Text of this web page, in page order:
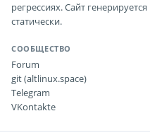
регрессиях. Сайт генерируется
статически.
СООБЩЕСТВО
Forum
git (altlinux.space)
Telegram
VKontakte